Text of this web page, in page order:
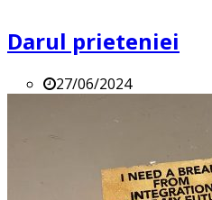
Darul prieteniei
27/06/2024